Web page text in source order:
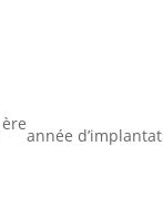
ère
année